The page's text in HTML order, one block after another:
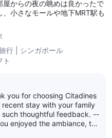
maintenance to
-- We look
lovely partner back
We are at your
regards, --
からの夜の眺めは良かったで
小さなモールや地下MRT駅も
行
シンガポール
ト
recent stay with your family
thoughtful feedback. --
enjoyed the ambiance, the
One-Bedroom Premier